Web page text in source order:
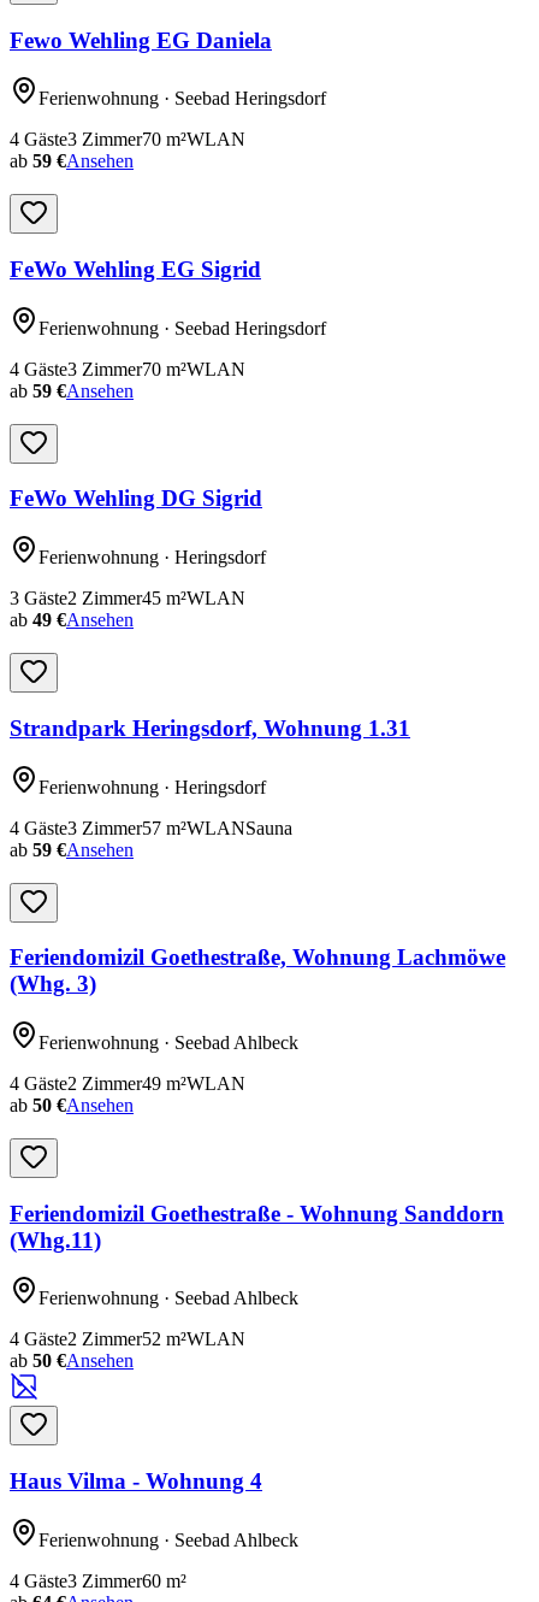
Fewo Wehling EG Daniela
Ferienwohnung · Seebad Heringsdorf
4 Gäste3 Zimmer70 m²WLAN
ab 59 €Ansehen
FeWo Wehling EG Sigrid
Ferienwohnung · Seebad Heringsdorf
4 Gäste3 Zimmer70 m²WLAN
ab 59 €Ansehen
FeWo Wehling DG Sigrid
Ferienwohnung · Heringsdorf
3 Gäste2 Zimmer45 m²WLAN
ab 49 €Ansehen
Strandpark Heringsdorf, Wohnung 1.31
Ferienwohnung · Heringsdorf
4 Gäste3 Zimmer57 m²WLANSauna
ab 59 €Ansehen
Feriendomizil Goethestraße, Wohnung Lachmöwe
(Whg. 3)
Ferienwohnung · Seebad Ahlbeck
4 Gäste2 Zimmer49 m²WLAN
ab 50 €Ansehen
Feriendomizil Goethestraße - Wohnung Sanddorn
(Whg.11)
Ferienwohnung · Seebad Ahlbeck
4 Gäste2 Zimmer52 m²WLAN
ab 50 €Ansehen
Haus Vilma - Wohnung 4
Ferienwohnung · Seebad Ahlbeck
4 Gäste3 Zimmer60 m²